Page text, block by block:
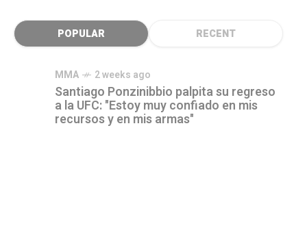
POPULAR RECENT
MMA 2 weeks ago
Santiago Ponzinibbio palpita su regreso
a la UFC: "Estoy muy confiado en mis
recursos y en mis armas"